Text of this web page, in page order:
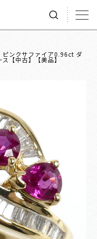
ピンクサファイア0.96ct ダ
【中古】【美品】